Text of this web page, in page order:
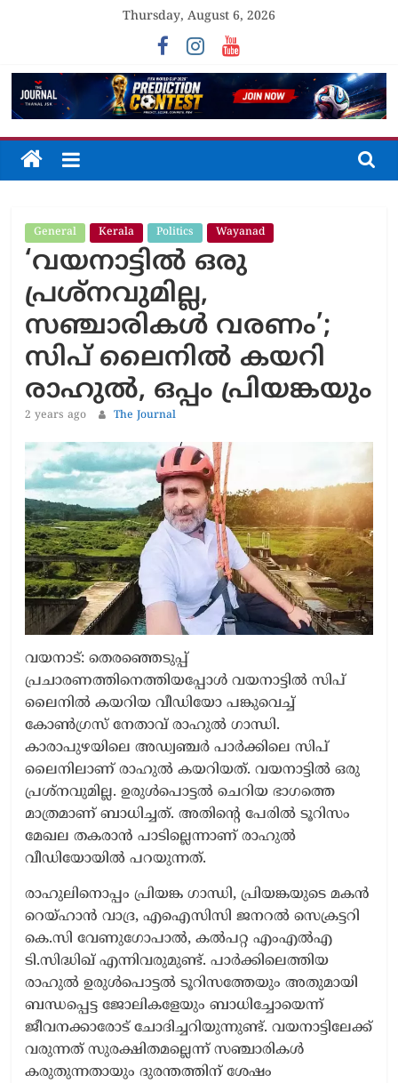
Thursday, August 6, 2026
The
Unfolding
The
General Kerala Politics Wayanad
‘വയനാട്ടിൽ ഒരു
പ്രശ്നവുമില്ല,
സഞ്ചാരികൾ വരണം’;
സിപ് ലൈനിൽ കയറി
രാഹുൽ, ഒപ്പം പ്രിയങ്കയും
2 years ago The Journal
വയനാട്: തെരഞ്ഞെടുപ്പ്
പ്രചാരണത്തിനെത്തിയപ്പോൾ വയനാട്ടില്‍ സിപ്
ലൈനില്‍ കയറിയ വീഡിയോ പങ്കുവെച്ച്‌
കോണ്‍ഗ്രസ് നേതാവ് രാഹുൽ ഗാന്ധി.
കാരാപുഴയിലെ അഡ്വഞ്ചര്‍ പാര്‍ക്കിലെ സിപ്
ലൈനിലാണ് രാഹുല്‍ കയറിയത്. വയനാട്ടില്‍ ഒരു
പ്രശ്‌നവുമില്ല. ഉരുള്‍പൊട്ടല്‍ ചെറിയ ഭാഗത്തെ
മാത്രമാണ് ബാധിച്ചത്. അതിന്റെ പേരില്‍ ടൂറിസം
മേഖല തകരാന്‍ പാടില്ലെന്നാണ് രാഹുൽ
വീഡിയോയിൽ പറയുന്നത്.
രാഹുലിനൊപ്പം പ്രിയങ്ക ഗാന്ധി, പ്രിയങ്കയുടെ മകന്‍
റെയ്ഹാന്‍ വാദ്ര, എഐസിസി ജനറല്‍ സെക്രട്ടറി
കെ.സി വേണുഗോപാല്‍, കൽപറ്റ എംഎല്‍എ
ടി.സിദ്ധിഖ് എന്നിവരുമുണ്ട്. പാർക്കിലെത്തിയ
രാഹുൽ ഉരുൾപൊട്ടൽ ടൂറിസത്തേയും അതുമായി
ബന്ധപ്പെട്ട ജോലികളേയും ബാധിച്ചോയെന്ന്
ജീവനക്കാരോട് ചോദിച്ചറിയുന്നുണ്ട്. വയനാട്ടിലേക്ക്
വരുന്നത് സുരക്ഷിതമല്ലെന്ന് സഞ്ചാരികള്‍
കരുതുന്നതായും ദുരന്തത്തിന് ശേഷം